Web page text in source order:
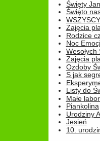
Święty
Święto
Zajęcia
Rodzice
Noc
Wesołych
Zajęcia
Ozdoby
S jak
Listy do
Małe
Piankolina
Urodziny
Jesień
10.